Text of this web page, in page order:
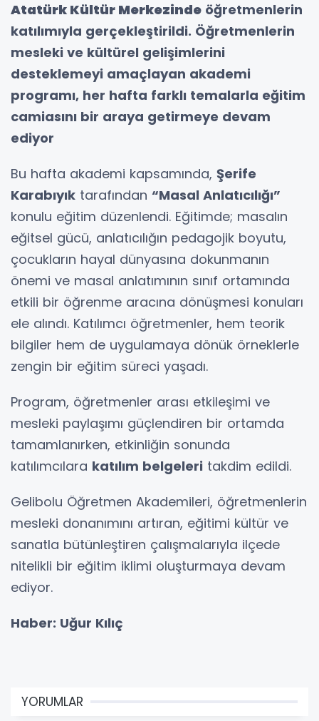
Atatürk Kültür Merkezinde öğretmenlerin
katılımıyla gerçekleştirildi. Öğretmenlerin
mesleki ve kültürel gelişimlerini
desteklemeyi amaçlayan akademi
programı, her hafta farklı temalarla eğitim
camiasını bir araya getirmeye devam
ediyor
Bu hafta akademi kapsamında, Şerife
Karabıyık tarafından “Masal Anlatıcılığı”
konulu eğitim düzenlendi. Eğitimde; masalın
eğitsel gücü, anlatıcılığın pedagojik boyutu,
çocukların hayal dünyasına dokunmanın
önemi ve masal anlatımının sınıf ortamında
etkili bir öğrenme aracına dönüşmesi konuları
ele alındı. Katılımcı öğretmenler, hem teorik
bilgiler hem de uygulamaya dönük örneklerle
zengin bir eğitim süreci yaşadı.
Program, öğretmenler arası etkileşimi ve
mesleki paylaşımı güçlendiren bir ortamda
tamamlanırken, etkinliğin sonunda
katılımcılara katılım belgeleri takdim edildi.
Gelibolu Öğretmen Akademileri, öğretmenlerin
mesleki donanımını artıran, eğitimi kültür ve
sanatla bütünleştiren çalışmalarıyla ilçede
nitelikli bir eğitim iklimi oluşturmaya devam
ediyor.
Haber: Uğur Kılıç
YORUMLAR